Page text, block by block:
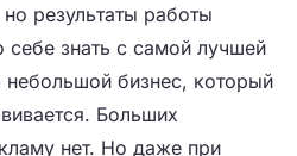
результаты работы
себе знать с самой лучшей
бизнес, который
Больших
нет. Но даже при